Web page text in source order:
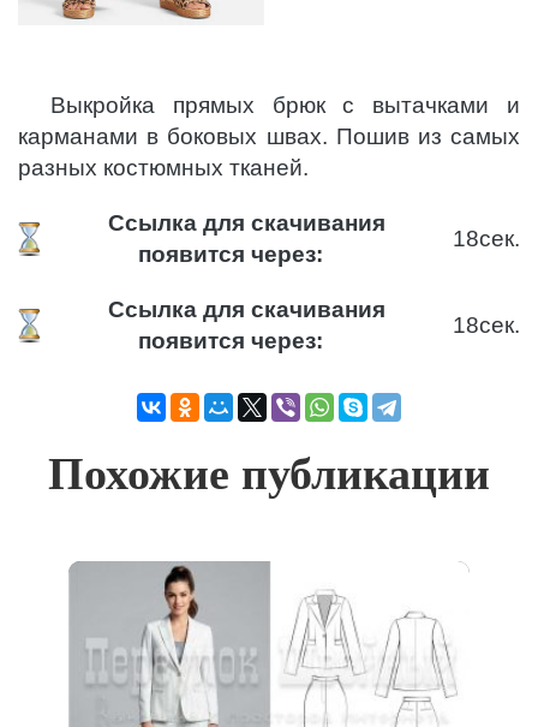
Выкройка прямых брюк с вытачками и
карманами в боковых швах. Пошив из самых
разных костюмных тканей.
Ссылка для скачивания
появится через:
18сек.
Ссылка для скачивания
появится через:
18сек.
Похожие публикации